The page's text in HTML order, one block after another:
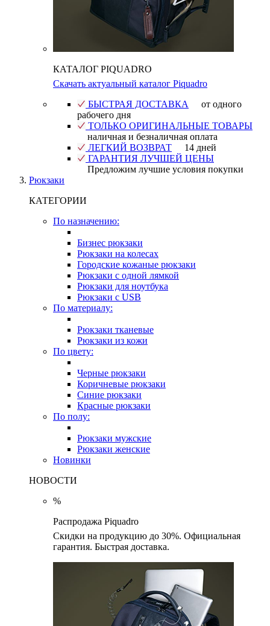
КАТАЛОГ PIQUADRO
Скачать актуальный каталог Piquadro
БЫСТРАЯ ДОСТАВКА
от одного
рабочего дня
ТОЛЬКО ОРИГИНАЛЬНЫЕ ТОВАРЫ
наличная и безналичная оплата
ЛЕГКИЙ ВОЗВРАТ
14 дней
ГАРАНТИЯ ЛУЧШЕЙ ЦЕНЫ
Предложим лучшие условия покупки
Рюкзаки
КАТЕГОРИИ
По назначению:
Бизнес рюкзаки
Рюкзаки на колесах
Городские кожаные рюкзаки
Рюкзаки с одной лямкой
Рюкзаки для ноутбука
Рюкзаки с USB
По материалу:
Рюкзаки тканевые
Рюкзаки из кожи
По цвету:
Черные рюкзаки
Коричневые рюкзаки
Синие рюкзаки
Красные рюкзаки
По полу:
Рюкзаки мужские
Рюкзаки женские
Новинки
НОВОСТИ
%
Распродажа Piquadro
Скидки на продукцию до 30%. Официальная
гарантия. Быстрая доставка.